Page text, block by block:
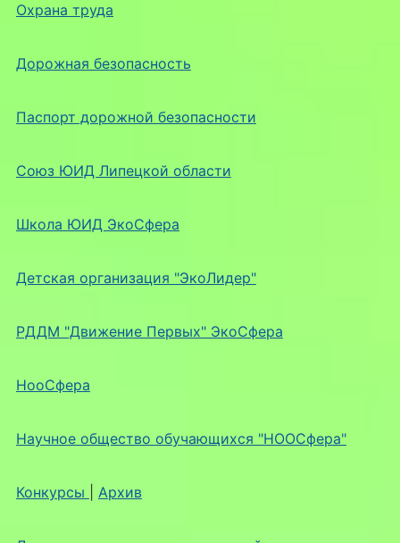
Охрана труда
Дорожная безопасность
Паспорт дорожной безопасности
Союз ЮИД Липецкой области
Школа ЮИД ЭкоСфера
Детская организация "ЭкоЛидер"
РДДМ "Движение Первых" ЭкоСфера
НооСфера
Научное общество обучающихся "НООСфера"
Конкурсы Архив